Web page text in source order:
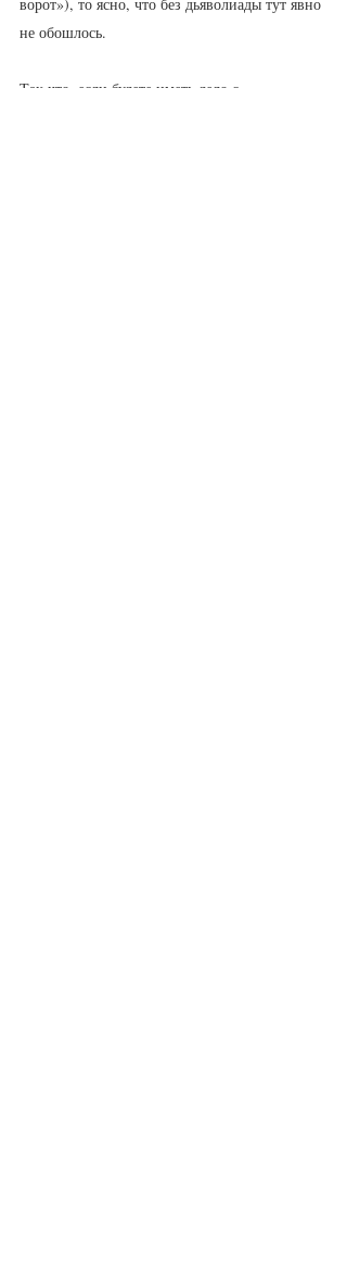
не обошлось.
Так что, если будете иметь дело с